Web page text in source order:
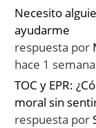
Necesito
ayudarme
respuesta por
hace 1 semana
TOC y EPR:
moral sin
respuesta por